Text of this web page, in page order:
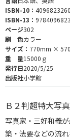
ISBN-10： 4096823260
ISBN-13：
ページ302
刷 色カラー
サイズ： 770mm ×
重 量15000ｇ
発行日2020/5/25
出版社小学館
Ｂ２判超特大写
写真家・三好和義
築・法要などの流